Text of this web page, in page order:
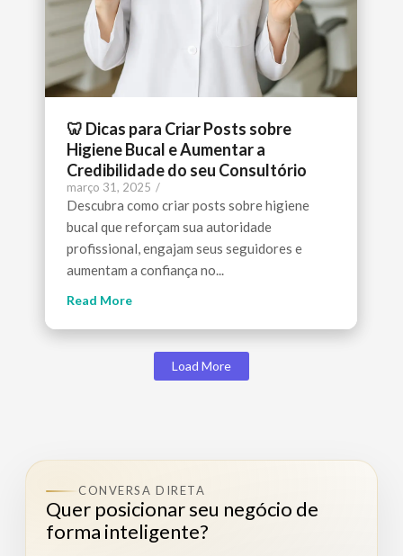
🦷 Dicas para Criar Posts sobre
Higiene Bucal e Aumentar a
Credibilidade do seu Consultório
março 31, 2025 /
Descubra como criar posts sobre higiene
bucal que reforçam sua autoridade
profissional, engajam seus seguidores e
aumentam a confiança no...
Read More
Load More
CONVERSA DIRETA
Quer posicionar seu negócio de
forma inteligente?